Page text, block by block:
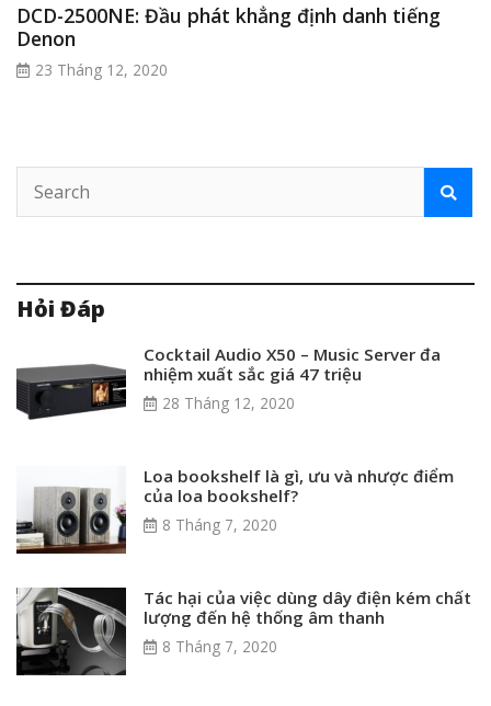
DCD-2500NE: Đầu phát khẳng định danh tiếng
Denon
23 Tháng 12, 2020
Hỏi Đáp
Cocktail Audio X50 – Music Server đa
nhiệm xuất sắc giá 47 triệu
28 Tháng 12, 2020
Loa bookshelf là gì, ưu và nhược điểm
của loa bookshelf?
8 Tháng 7, 2020
Tác hại của việc dùng dây điện kém chất
lượng đến hệ thống âm thanh
8 Tháng 7, 2020